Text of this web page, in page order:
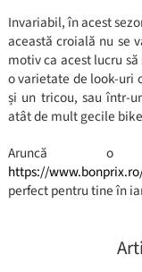
Invariabil, în acest
această croială nu se
motiv ca acest lucru
o varietate de look-uri
și un tricou, sau într-
atât de mult gecile
Aruncă o
https://
perfect pentru tine în